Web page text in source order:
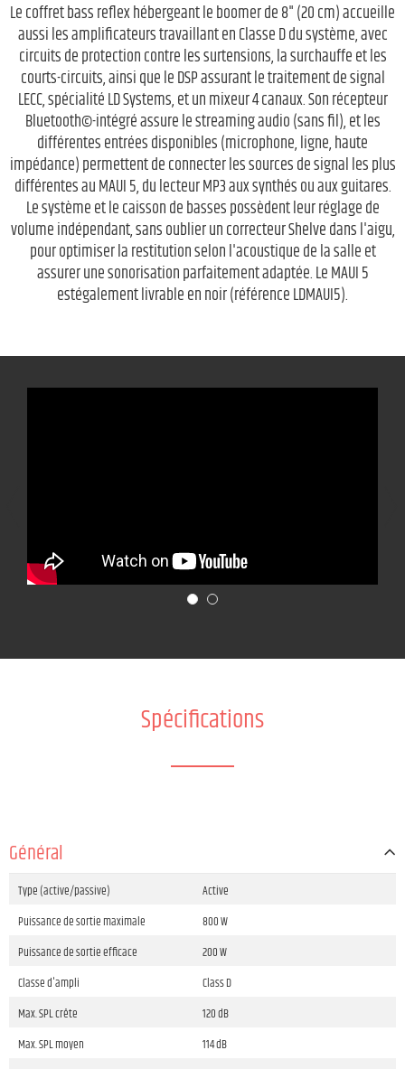
Le coffret bass reflex hébergeant le boomer de 8" (20 cm) accueille
aussi les amplificateurs travaillant en Classe D du système, avec
circuits de protection contre les surtensions, la surchauffe et les
courts-circuits, ainsi que le DSP assurant le traitement de signal
LECC, spécialité LD Systems, et un mixeur 4 canaux. Son récepteur
Bluetooth©-intégré assure le streaming audio (sans fil), et les
différentes entrées disponibles (microphone, ligne, haute
impédance) permettent de connecter les sources de signal les plus
différentes au MAUI 5, du lecteur MP3 aux synthés ou aux guitares.
Le système et le caisson de basses possèdent leur réglage de
volume indépendant, sans oublier un correcteur Shelve dans l'aigu,
pour optimiser la restitution selon l'acoustique de la salle et
assurer une sonorisation parfaitement adaptée. Le MAUI 5
estégalement livrable en noir (référence LDMAUI5).
Spécifications
Général
Type (active/passive)
Active
Puissance de sortie maximale
800 W
Puissance de sortie efficace
200 W
Classe d'ampli
Class D
Max. SPL crête
120 dB
Max. SPL moyen
114 dB